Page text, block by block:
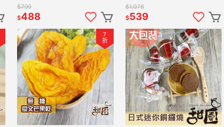
送禮 超人氣脆肉乾 年節禮盒
【甜園】
$799
$488
裝 新鮮果乾 愛文芒果 水果乾
果乾 無糖 【甜園】
$1,078
$539
7
折